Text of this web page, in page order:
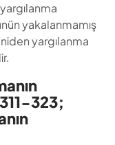
yakalanmamış
yargılanma
323;